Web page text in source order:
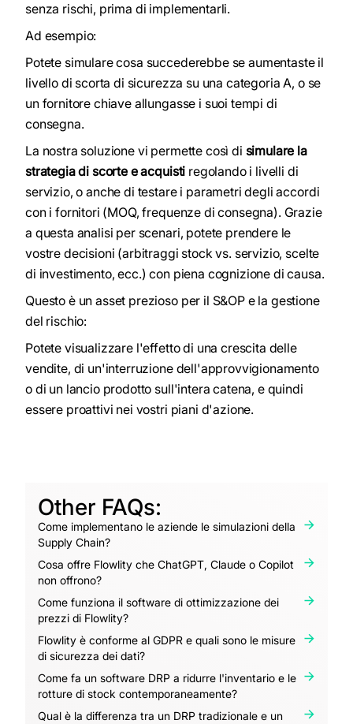
senza rischi, prima di implementarli.
Ad esempio:
Potete simulare cosa succederebbe se aumentaste il
livello di scorta di sicurezza su una categoria A, o se
un fornitore chiave allungasse i suoi tempi di
consegna.
La nostra soluzione vi permette così di simulare la
strategia di scorte e acquisti regolando i livelli di
servizio, o anche di testare i parametri degli accordi
con i fornitori (MOQ, frequenze di consegna). Grazie
a questa analisi per scenari, potete prendere le
vostre decisioni (arbitraggi stock vs. servizio, scelte
di investimento, ecc.) con piena cognizione di causa.
Questo è un asset prezioso per il S&OP e la gestione
del rischio:
Potete visualizzare l'effetto di una crescita delle
vendite, di un'interruzione dell'approvvigionamento
o di un lancio prodotto sull'intera catena, e quindi
essere proattivi nei vostri piani d'azione.
Other FAQs:
Come implementano le aziende le simulazioni della
Supply Chain?
Cosa offre Flowlity che ChatGPT, Claude o Copilot
non offrono?
Come funziona il software di ottimizzazione dei
prezzi di Flowlity?
Flowlity è conforme al GDPR e quali sono le misure
di sicurezza dei dati?
Come fa un software DRP a ridurre l'inventario e le
rotture di stock contemporaneamente?
Qual è la differenza tra un DRP tradizionale e un